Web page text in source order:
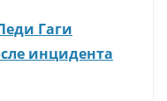
Гаги
инцидента